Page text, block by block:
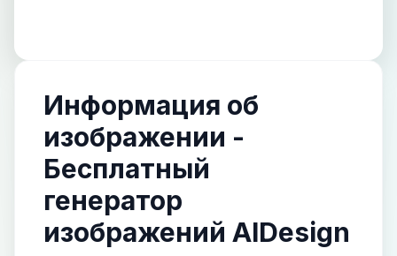
Информация об
изображении -
Бесплатный
генератор
изображений AIDesign